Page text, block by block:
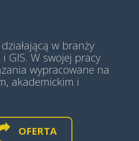
(GEOVIS)
I
w branży
GIS. W swojej pracy
wypracowane na
akademickim i
OFERTA